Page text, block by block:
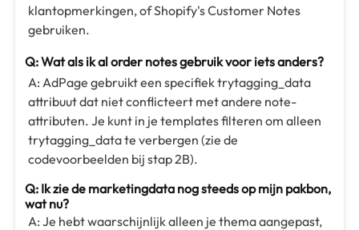
klantopmerkingen, of Shopify's Customer Notes
gebruiken.
Q: Wat als ik al order notes gebruik voor iets anders?
A: AdPage gebruikt een specifiek trytagging_data
attribuut dat niet conflicteert met andere note-
attributen. Je kunt in je templates filteren om alleen
trytagging_data te verbergen (zie de
codevoorbeelden bij stap 2B).
Q: Ik zie de marketingdata nog steeds op mijn pakbon,
wat nu?
A: Je hebt waarschijnlijk alleen je thema aangepast,